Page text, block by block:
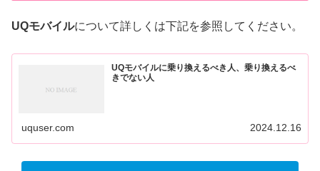
UQモバイルについて詳しくは下記を参照してください。
UQモバイルに乗り換えるべき人、乗り換えるべ
きでない人
uquser.com 2024.12.16